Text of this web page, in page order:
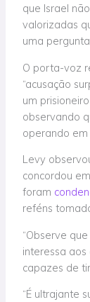
que Israel
valorizadas
uma
O porta-voz
“acusação
um
observando
operando em
Levy
concordou
foram
reféns
“Observe
interessa
capazes de
“É ultrajante